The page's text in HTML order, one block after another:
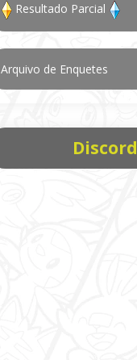
Resultado Parcial
Arquivo de Enquetes
Discord